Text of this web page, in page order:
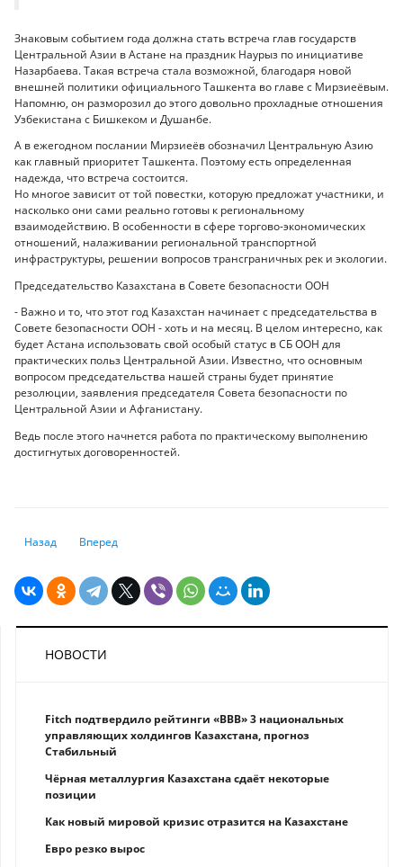
Знаковым событием года должна стать встреча глав государств
Центральной Азии в Астане на праздник Наурыз по инициативе
Назарбаева. Такая встреча стала возможной, благодаря новой
внешней политики официального Ташкента во главе с Мирзиеёвым.
Напомню, он разморозил до этого довольно прохладные отношения
Узбекистана с Бишкеком и Душанбе.
А в ежегодном послании Мирзиеёв обозначил Центральную Азию
как главный приоритет Ташкента. Поэтому есть определенная
надежда, что встреча состоится.
Но многое зависит от той повестки, которую предложат участники, и
насколько они сами реально готовы к региональному
взаимодействию. В особенности в сфере торгово-экономических
отношений, налаживании региональной транспортной
инфраструктуры, решении вопросов трансграничных рек и экологии.
Председательство Казахстана в Совете безопасности ООН
- Важно и то, что этот год Казахстан начинает с председательства в
Совете безопасности ООН - хоть и на месяц. В целом интересно, как
будет Астана использовать свой особый статус в СБ ООН для
практических польз Центральной Азии. Известно, что основным
вопросом председательства нашей страны будет принятие
резолюции, заявления председателя Совета безопасности по
Центральной Азии и Афганистану.
Ведь после этого начнется работа по практическому выполнению
достигнутых договоренностей.
Предыдущий: Какие изменения ждут казахстанцев в сфере
Назад Следующий: На чем аграрии заработали больше всего в
Вперед
НОВОСТИ
Fitch подтвердило рейтинги «BBB» 3 национальных
управляющих холдингов Казахстана, прогноз
Стабильный
Чёрная металлургия Казахстана сдаёт некоторые
позиции
Как новый мировой кризис отразится на Казахстане
Eврo рeзкo вырос